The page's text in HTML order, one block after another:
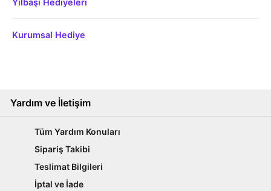
Yılbaşı Hediyeleri
Kurumsal Hediye
Yardım ve İletişim
Tüm Yardım Konuları
Sipariş Takibi
Teslimat Bilgileri
İptal ve İade